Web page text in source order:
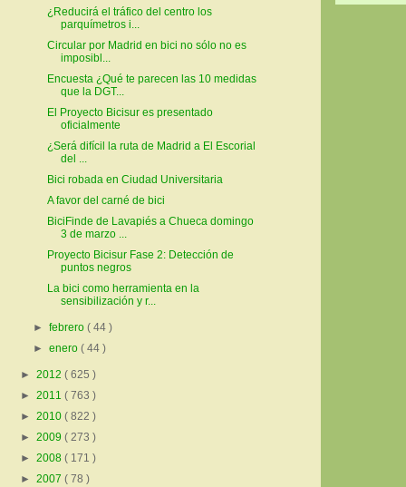
¿Reducirá el tráfico del centro los
parquímetros i...
Circular por Madrid en bici no sólo no es
imposibl...
Encuesta ¿Qué te parecen las 10 medidas
que la DGT...
El Proyecto Bicisur es presentado
oficialmente
¿Será difícil la ruta de Madrid a El Escorial
del ...
Bici robada en Ciudad Universitaria
A favor del carné de bici
BiciFinde de Lavapiés a Chueca domingo
3 de marzo ...
Proyecto Bicisur Fase 2: Detección de
puntos negros
La bici como herramienta en la
sensibilización y r...
►febrero( 44 )
►enero( 44 )
► 2012 ( 625 )
► 2011 ( 763 )
► 2010 ( 822 )
► 2009 ( 273 )
► 2008 ( 171 )
► 2007 ( 78 )